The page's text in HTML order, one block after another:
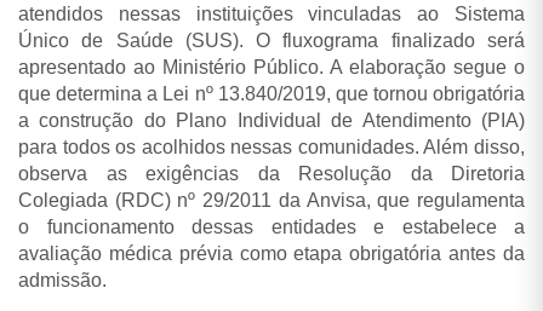
atendidos nessas instituições vinculadas ao Sistema
Único de Saúde (SUS). O fluxograma finalizado será
apresentado ao Ministério Público. A elaboração segue o
que determina a Lei nº 13.840/2019, que tornou obrigatória
a construção do Plano Individual de Atendimento (PIA)
para todos os acolhidos nessas comunidades. Além disso,
observa as exigências da Resolução da Diretoria
Colegiada (RDC) nº 29/2011 da Anvisa, que regulamenta
o funcionamento dessas entidades e estabelece a
avaliação médica prévia como etapa obrigatória antes da
admissão.